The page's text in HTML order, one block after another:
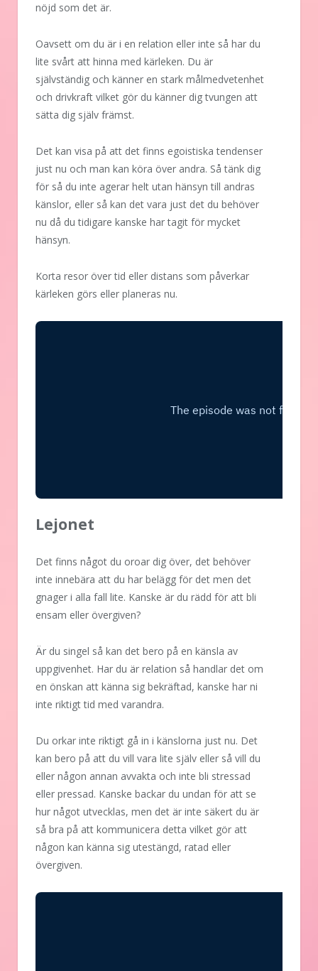
nöjd som det är.
Oavsett om du är i en relation eller inte så har du
lite svårt att hinna med kärleken. Du är
självständig och känner en stark målmedvetenhet
och drivkraft vilket gör du känner dig tvungen att
sätta dig själv främst.
Det kan visa på att det finns egoistiska tendenser
just nu och man kan köra över andra. Så tänk dig
för så du inte agerar helt utan hänsyn till andras
känslor, eller så kan det vara just det du behöver
nu då du tidigare kanske har tagit för mycket
hänsyn.
Korta resor över tid eller distans som påverkar
kärleken görs eller planeras nu.
Lejonet
Det finns något du oroar dig över, det behöver
inte innebära att du har belägg för det men det
gnager i alla fall lite. Kanske är du rädd för att bli
ensam eller övergiven?
Är du singel så kan det bero på en känsla av
uppgivenhet. Har du är relation så handlar det om
en önskan att känna sig bekräftad, kanske har ni
inte riktigt tid med varandra.
Du orkar inte riktigt gå in i känslorna just nu. Det
kan bero på att du vill vara lite själv eller så vill du
eller någon annan avvakta och inte bli stressad
eller pressad. Kanske backar du undan för att se
hur något utvecklas, men det är inte säkert du är
så bra på att kommunicera detta vilket gör att
någon kan känna sig utestängd, ratad eller
övergiven.